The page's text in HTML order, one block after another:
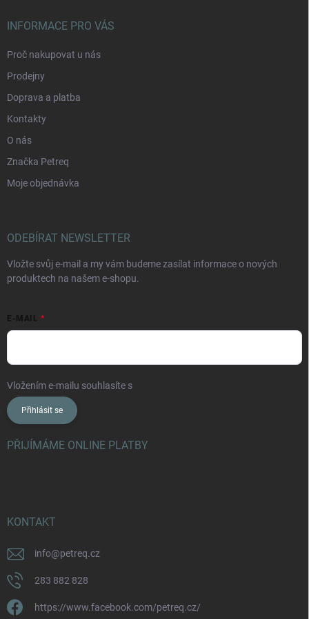
INFORMACE PRO VÁS
Proč nakupovat u nás
Prodejny
Doprava a platba
Kontakty
O nás
Značka Petreq
Moje objednávka
ODEBÍRAT NEWSLETTER
Vložte svůj e-mail a my vám budeme zasílat informace o nových
produktech na našem e-shopu.
E-MAIL
Vložením e-mailu souhlasíte s
Přihlásit se
PŘIJÍMÁME ONLINE PLATBY
KONTAKT
info@petreq.cz
283 882 828
https://www.facebook.com/petreq.cz/